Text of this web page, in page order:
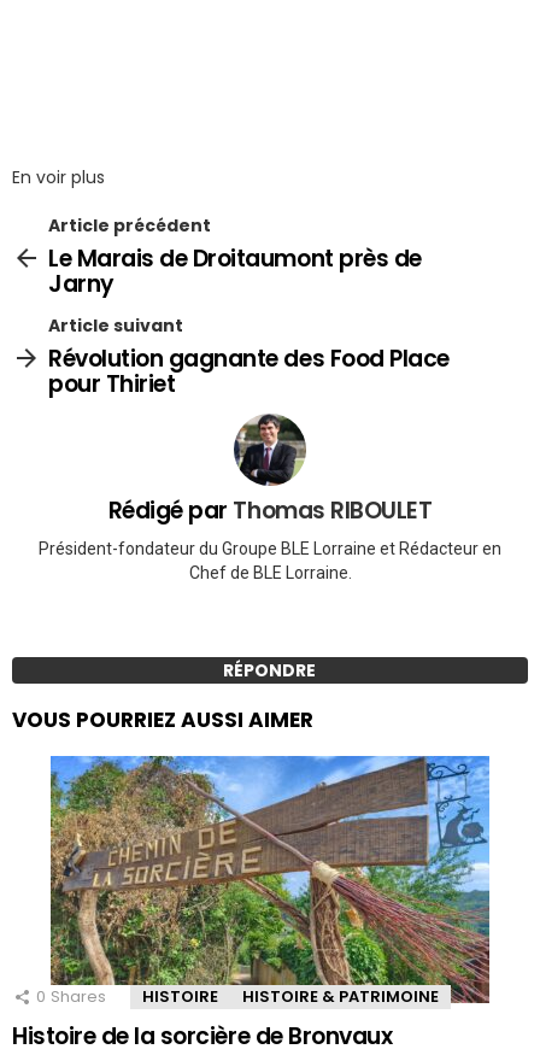
En voir plus
Article précédent
Le Marais de Droitaumont près de
Jarny
Article suivant
Révolution gagnante des Food Place
pour Thiriet
Rédigé par Thomas RIBOULET
Président-fondateur du Groupe BLE Lorraine et Rédacteur en
Chef de BLE Lorraine.
RÉPONDRE
VOUS POURRIEZ AUSSI AIMER
0 Shares HISTOIRE HISTOIRE & PATRIMOINE
Histoire de la sorcière de Bronvaux